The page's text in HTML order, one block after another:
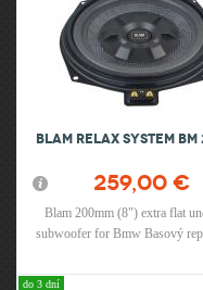
Blam Relax system BM
259,00 €
Blam 200mm (8") extra flat
subwoofer for Bmw Basový
RMS, Frekvenčný rozsah 40Hz
do 3 dní